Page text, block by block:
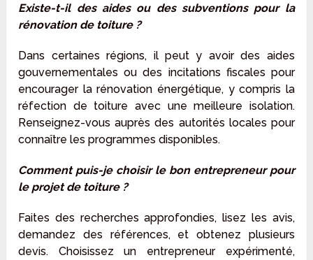
Existe-t-il des aides ou des subventions pour la
rénovation de toiture ?
Dans certaines régions, il peut y avoir des aides
gouvernementales ou des incitations fiscales pour
encourager la rénovation énergétique, y compris la
réfection de toiture avec une meilleure isolation.
Renseignez-vous auprès des autorités locales pour
connaître les programmes disponibles.
Comment puis-je choisir le bon entrepreneur pour
le projet de toiture ?
Faites des recherches approfondies, lisez les avis,
demandez des références, et obtenez plusieurs
devis. Choisissez un entrepreneur expérimenté,